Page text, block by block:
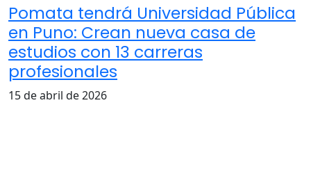
Pomata tendrá Universidad Pública
en Puno: Crean nueva casa de
estudios con 13 carreras
profesionales
15 de abril de 2026